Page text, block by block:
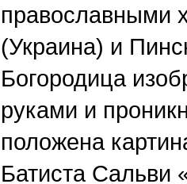
православными
(Украина) и
Богородица
руками и
положена
Батиста Сальви